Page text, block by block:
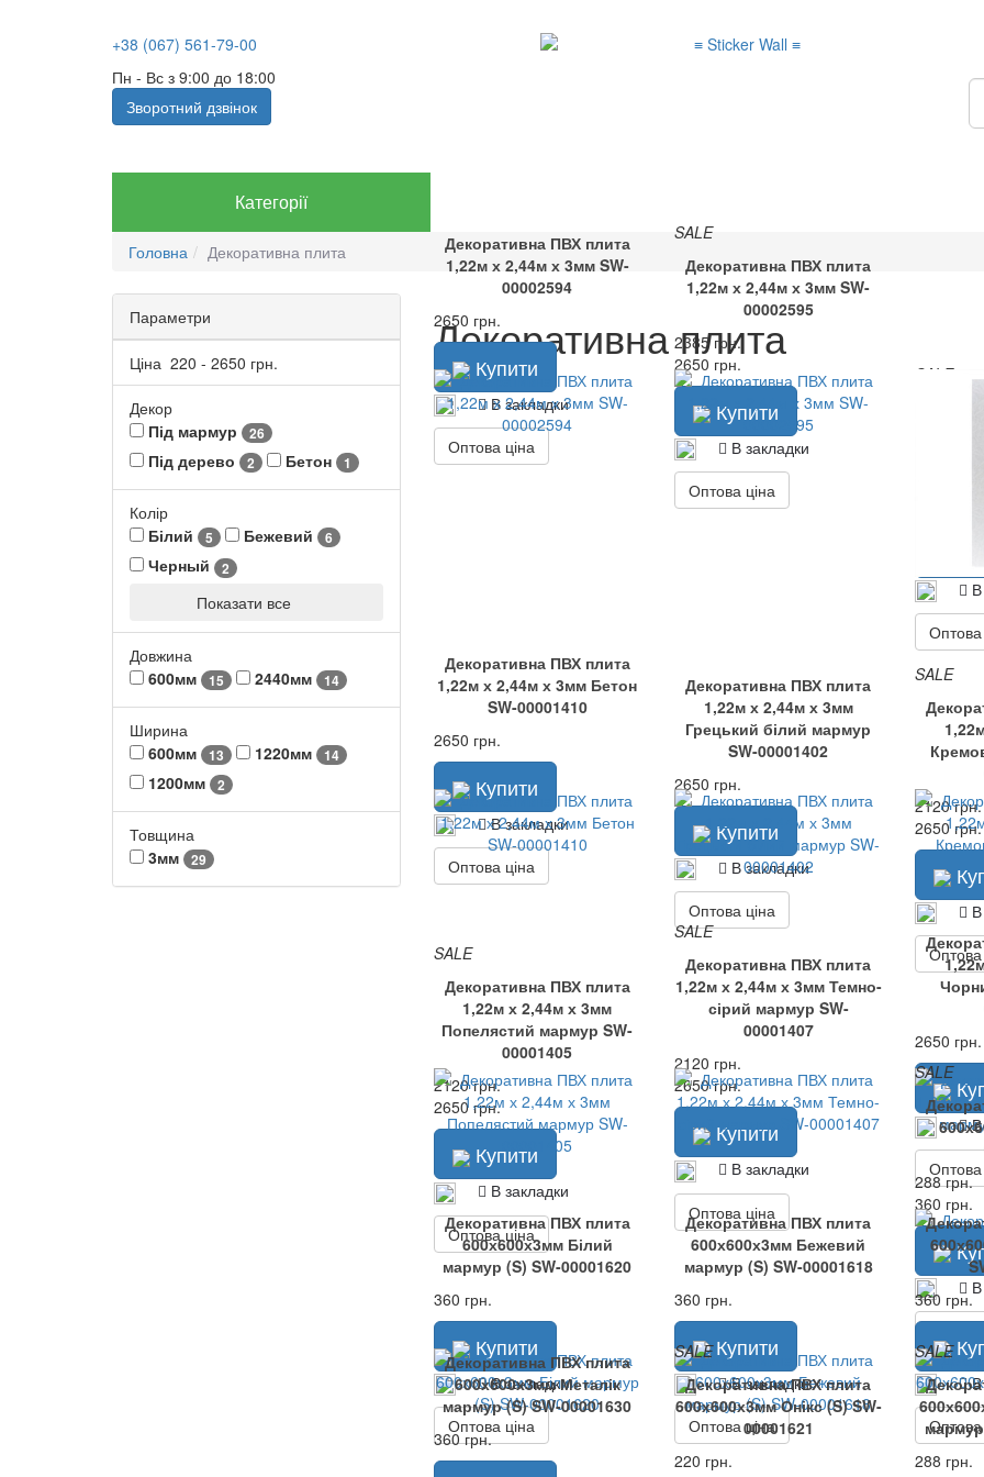
+38 (067) 561-79-00
Пн - Вс з 9:00 до 18:00
Зворотний дзвінок
Категорії
Головна Декоративна плита
Параметри
Ціна 220 - 2650 грн.
Декор
Під мармур
26
Під дерево 2 Бетон 1
Колір
Білий
5 Бежевий 6
Черный 2
Показати все
Довжина
600мм
15 2440мм 14
Ширина
600мм
13 1220мм 14
1200мм 2
Товщина
3мм
29
Декоративна плита
Декоративна ПВХ плита
1,22м х 2,44м х 3мм SW-
00002594
2650 грн.
Купити
В закладки
Оптова ціна
SALE
Декоративна ПВХ плита
1,22м х 2,44м х 3мм SW-
00002595
2385 грн.
2650 грн.
Купити
В закладки
Оптова ціна
SALE
Оптова
Декоративна ПВХ плита
1,22м х 2,44м х 3мм Бетон
SW-00001410
2650 грн.
Купити
В закладки
Оптова ціна
Декоративна ПВХ плита
1,22м х 2,44м х 3мм
Грецький білий мармур
SW-00001402
2650 грн.
Купити
В закладки
Оптова ціна
SALE
2120 грн.
2650 грн.
Оптова
SALE
Декоративна ПВХ плита
1,22м х 2,44м х 3мм
Попелястий мармур SW-
00001405
2120 грн.
2650 грн.
Купити
В закладки
Оптова ціна
SALE
Декоративна ПВХ плита
1,22м х 2,44м х 3мм Темно-
сірий мармур SW-
00001407
2120 грн.
2650 грн.
Купити
В закладки
Оптова ціна
2650 грн.
В
Оптова
SALE
288 грн.
360 грн.
Декоративна ПВХ плита
600х600х3мм Білий
мармур (S) SW-00001620
360 грн.
Купити
В закладки
Оптова ціна
Декоративна ПВХ плита
600х600х3мм Бежевий
мармур (S) SW-00001618
360 грн.
Купити
В закладки
Оптова ціна
360 грн.
В
Оптова
Декоративна ПВХ плита
600х600х3мм Металік
мармур (S) SW-00001630
360 грн.
SALE
Декоративна ПВХ плита
600х600х3мм Онікс (S) SW-
00001621
220 грн.
SALE
288 грн.